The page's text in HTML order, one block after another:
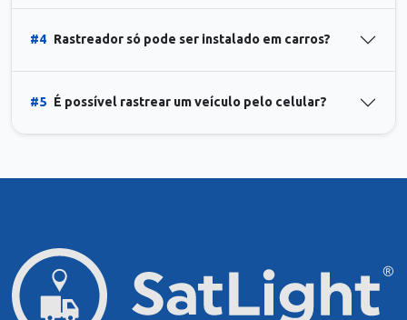
#4 Rastreador só pode ser instalado em carros?
#5 É possível rastrear um veículo pelo celular?